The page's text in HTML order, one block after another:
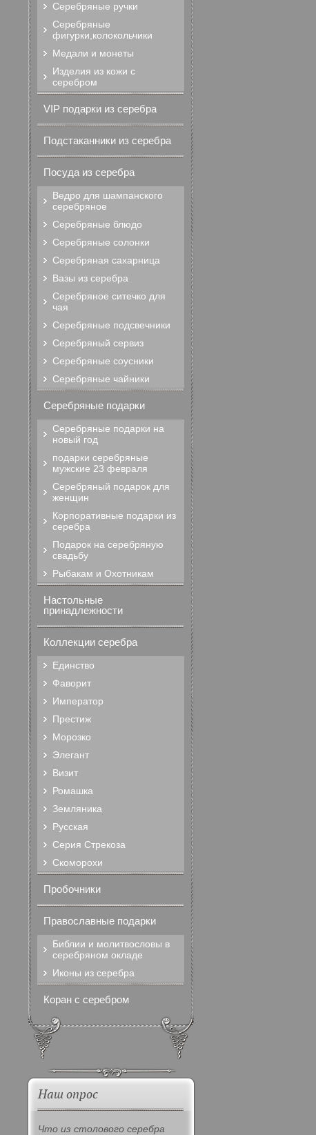
Серебряные ручки
Серебряные
фигурки,колокольчики
Медали и монеты
Изделия из кожи с
серебром
VIP подарки из серебра
Подстаканники из серебра
Посуда из серебра
Ведро для шампанского
серебряное
Серебряные блюдо
Серебряные солонки
Серебряная сахарница
Вазы из серебра
Серебряное ситечко для
чая
Серебряные подсвечники
Серебряный сервиз
Серебряные соусники
Серебряные чайники
Серебряные подарки
Серебряные подарки на
новый год
подарки серебряные
мужские 23 февраля
Серебряный подарок для
женщин
Корпоративные подарки из
серебра
Подарок на серебряную
свадьбу
Рыбакам и Охотникам
Настольные
принадлежности
Коллекции серебра
Единство
Фаворит
Император
Престиж
Морозко
Элегант
Визит
Ромашка
Земляника
Русская
Серия Стрекоза
Скоморохи
Пробочники
Православные подарки
Библии и молитвословы в
серебряном окладе
Иконы из серебра
Коран с серебром
Наш опрос
Что из столового серебра